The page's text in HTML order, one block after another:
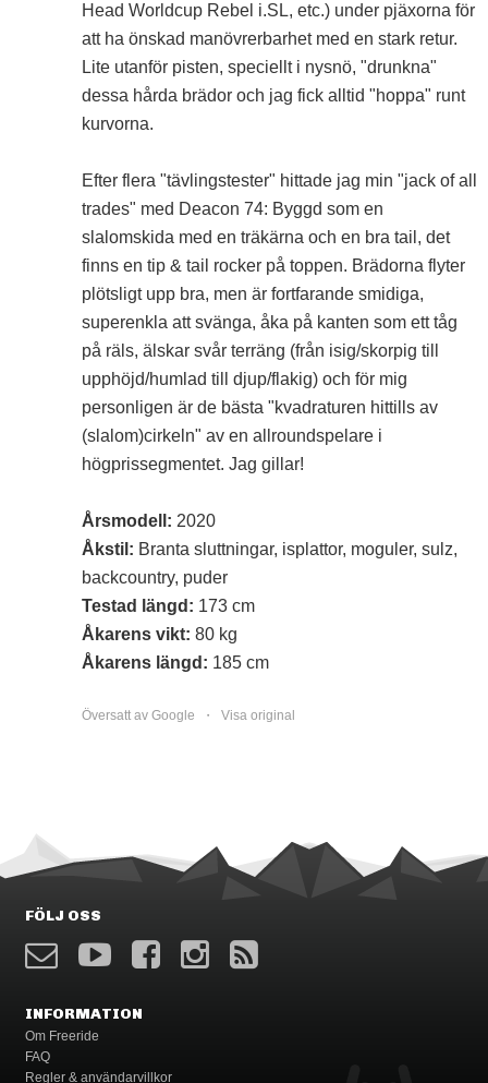
Head Worldcup Rebel i.SL, etc.) under pjäxorna för
att ha önskad manövrerbarhet med en stark retur.
Lite utanför pisten, speciellt i nysnö, "drunkna"
dessa hårda brädor och jag fick alltid "hoppa" runt
kurvorna.
Efter flera "tävlingstester" hittade jag min "jack of all
trades" med Deacon 74: Byggd som en
slalomskida med en träkärna och en bra tail, det
finns en tip & tail rocker på toppen. Brädorna flyter
plötsligt upp bra, men är fortfarande smidiga,
superenkla att svänga, åka på kanten som ett tåg
på räls, älskar svår terräng (från isig/skorpig till
upphöjd/humlad till djup/flakig) och för mig
personligen är de bästa "kvadraturen hittills av
(slalom)cirkeln" av en allroundspelare i
högprissegmentet. Jag gillar!
Årsmodell: 2020
Åkstil: Branta sluttningar, isplattor, moguler, sulz,
backcountry, puder
Testad längd: 173 cm
Åkarens vikt: 80 kg
Åkarens längd: 185 cm
Översatt av Google ・ Visa original
FÖLJ OSS
INFORMATION
Om Freeride
FAQ
Regler & användarvillkor